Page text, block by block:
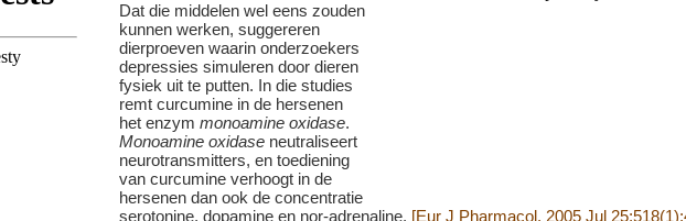
Dat die middelen wel eens zouden
kunnen werken, suggereren
dierproeven waarin onderzoekers
depressies simuleren door dieren
fysiek uit te putten. In die studies
remt curcumine in de hersenen
het enzym monoamine oxidase.
Monoamine oxidase neutraliseert
neurotransmitters, en toediening
van curcumine verhoogt in de
hersenen dan ook de concentratie
serotonine, dopamine en nor-adrenaline. [Eur J Pharmacol. 2005 Jul